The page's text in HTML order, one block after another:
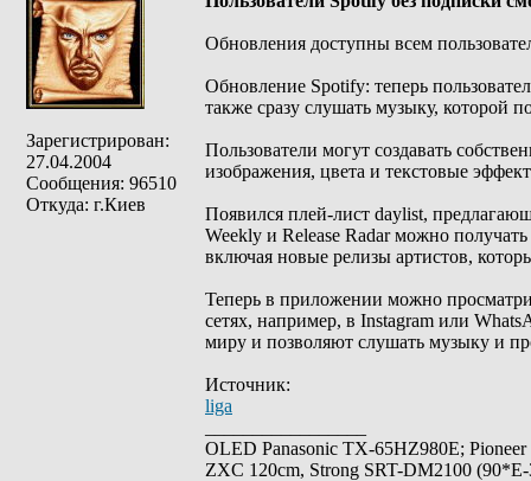
Зарегистрирован:
27.04.2004
Сообщения: 96510
Откуда: г.Киев
Обновления доступны всем
Обновление Spotify: теперь
также сразу слушать музыку, которой
Пользователи могут создавать
изображения, цвета и текстовые
Появился плей-лист daylist,
Weekly и Release Radar можно
включая новые релизы артистов,
Теперь в приложении можно
сетях, например, в Instagram или
миру и позволяют слушать музыку и
Источник:
liga
OLED Panasonic TX-65HZ980E;
ZXC 120cm, Strong SRT-DM2100